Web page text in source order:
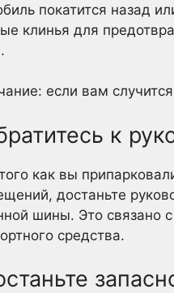
покатится назад
клинья для
если вам
к
как вы
достаньте
шины. Это связано с
средства.